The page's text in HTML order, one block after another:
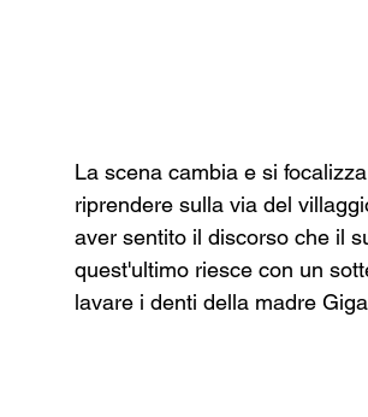
La scena cambia e si
riprendere sulla via del
aver sentito il discorso che il
quest'ultimo riesce con un
lavare i denti della madre